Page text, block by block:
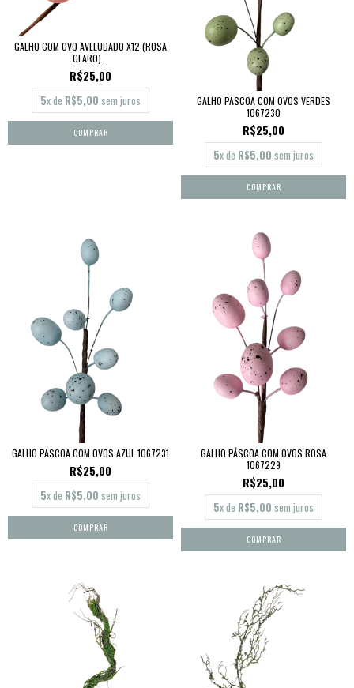
GALHO COM OVO AVELUDADO X12 (ROSA
CLARO)...
R$25,00
5x de R$5,00 sem juros
GALHO PÁSCOA COM OVOS VERDES
1067230
R$25,00
5x de R$5,00 sem juros
GALHO PÁSCOA COM OVOS AZUL 1067231
R$25,00
5x de R$5,00 sem juros
GALHO PÁSCOA COM OVOS ROSA
1067229
R$25,00
5x de R$5,00 sem juros